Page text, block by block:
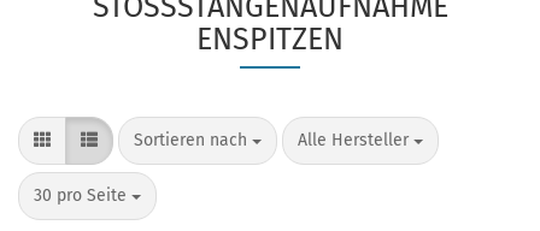
STOSSSTANGENAUFNAHME E
NSPITZEN
Sortieren nach
Sortieren nach Alle Hersteller
pro Seite
30 pro Seite
pro Seite